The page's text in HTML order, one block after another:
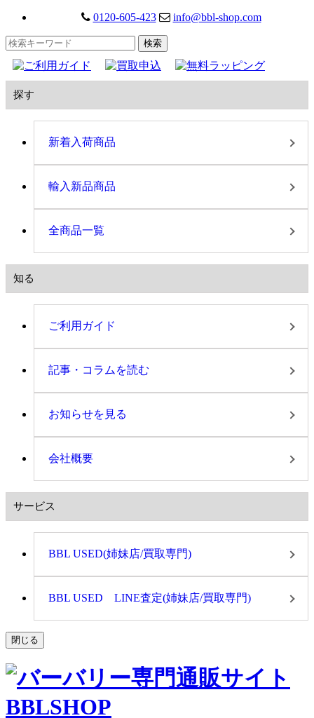
0120-605-423 info@bbl-shop.com
探す
新着入荷商品
輸入新品商品
全商品一覧
知る
ご利用ガイド
記事・コラムを読む
お知らせを見る
会社概要
サービス
BBL USED(姉妹店/買取専門)
BBL USED LINE査定(姉妹店/買取専門)
閉じる